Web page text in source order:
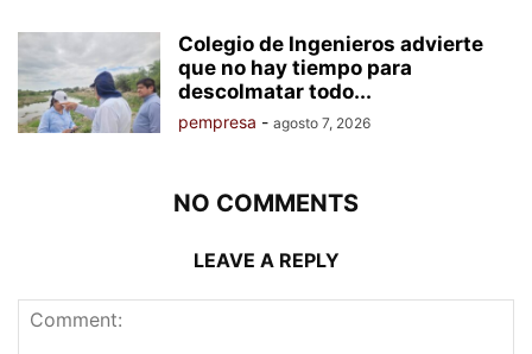
Colegio de Ingenieros advierte
que no hay tiempo para
descolmatar todo...
pempresa - agosto 7, 2026
NO COMMENTS
LEAVE A REPLY